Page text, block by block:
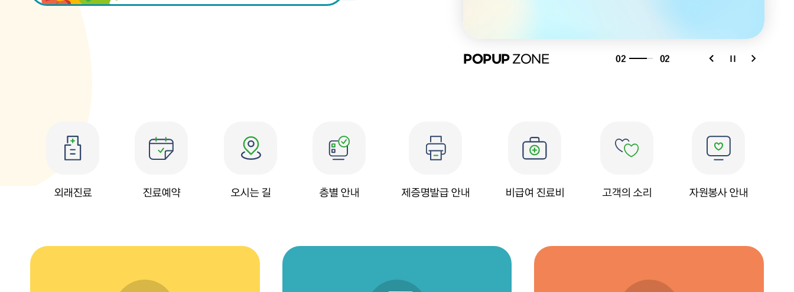
POPUPZONE 02 02
외래진료 진료예약 오시는 길 층별 안내 제증명발급안내 비급여 진료비 고객의 소리 자원봉사 안내